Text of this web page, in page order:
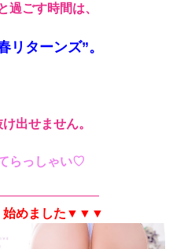
過ごす時間は、
リターンズ”。
出せません。
らっしゃい♡
めました▼▼▼